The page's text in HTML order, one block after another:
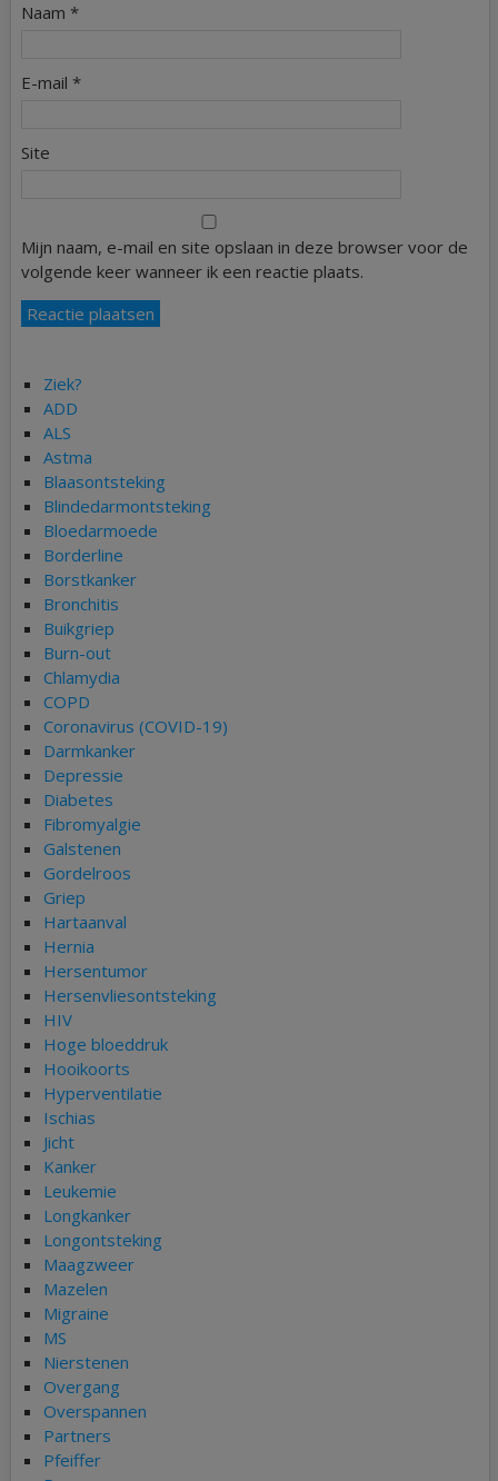
Naam *
E-mail *
Site
Mijn naam, e-mail en site opslaan in deze browser voor de
volgende keer wanneer ik een reactie plaats.
Ziek?
ADD
ALS
Astma
Blaasontsteking
Blindedarmontsteking
Bloedarmoede
Borderline
Borstkanker
Bronchitis
Buikgriep
Burn-out
Chlamydia
COPD
Coronavirus (COVID-19)
Darmkanker
Depressie
Diabetes
Fibromyalgie
Galstenen
Gordelroos
Griep
Hartaanval
Hernia
Hersentumor
Hersenvliesontsteking
HIV
Hoge bloeddruk
Hooikoorts
Hyperventilatie
Ischias
Jicht
Kanker
Leukemie
Longkanker
Longontsteking
Maagzweer
Mazelen
Migraine
MS
Nierstenen
Overgang
Overspannen
Partners
Pfeiffer